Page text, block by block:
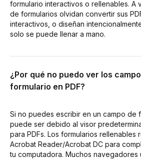
formulario interactivos o rellenables. A
de formularios olvidan convertir sus
interactivos, o diseñan
solo se puede llenar a mano.
¿Por qué no puedo ver los
formulario en PDF?
Si no puedes escribir en un campo de
puede ser debido al visor
para PDFs. Los formularios rellenables
Acrobat Reader/Acrobat DC para
tu computadora. Muchos navegadores